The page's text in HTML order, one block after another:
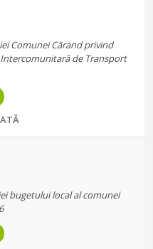
Comunei Cărand privind
de Transport
bugetului local al comunei